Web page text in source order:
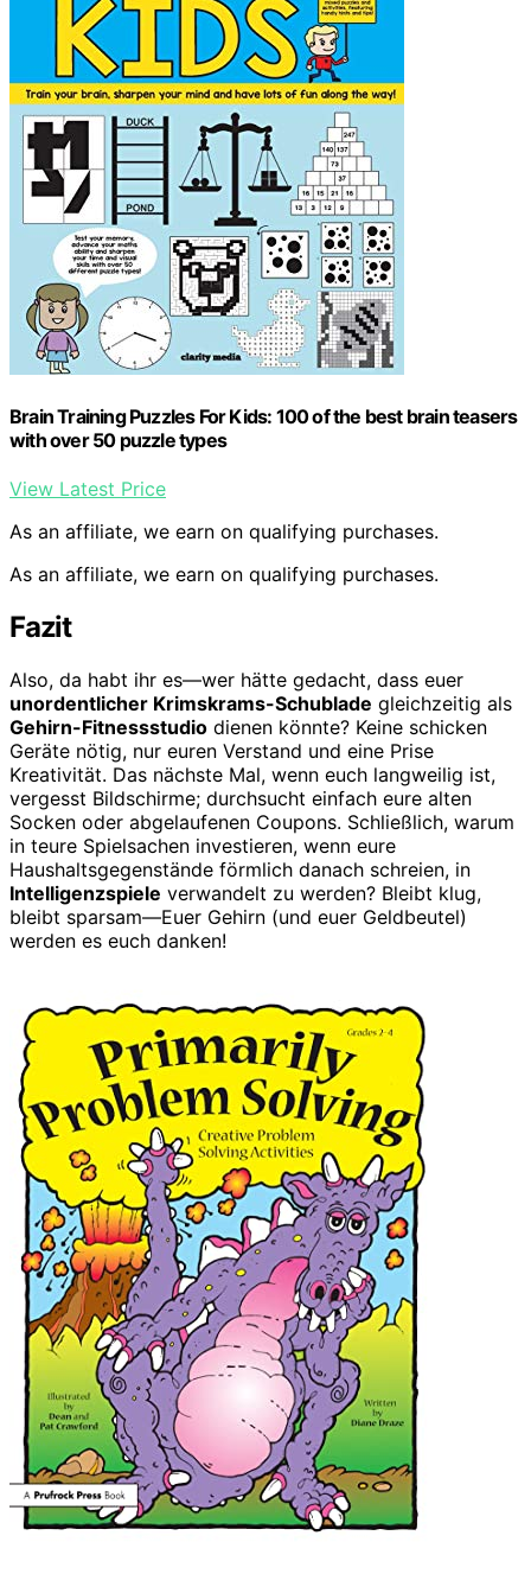
Brain Training Puzzles For Kids: 100 of the best brain teasers
with over 50 puzzle types
View Latest Price
As an affiliate, we earn on qualifying purchases.
As an affiliate, we earn on qualifying purchases.
Fazit
Also, da habt ihr es—wer hätte gedacht, dass euer
unordentlicher Krimskrams-Schublade gleichzeitig als
Gehirn-Fitnessstudio dienen könnte? Keine schicken
Geräte nötig, nur euren Verstand und eine Prise
Kreativität. Das nächste Mal, wenn euch langweilig ist,
vergesst Bildschirme; durchsucht einfach eure alten
Socken oder abgelaufenen Coupons. Schließlich, warum
in teure Spielsachen investieren, wenn eure
Haushaltsgegenstände förmlich danach schreien, in
Intelligenzspiele verwandelt zu werden? Bleibt klug,
bleibt sparsam—Euer Gehirn (und euer Geldbeutel)
werden es euch danken!